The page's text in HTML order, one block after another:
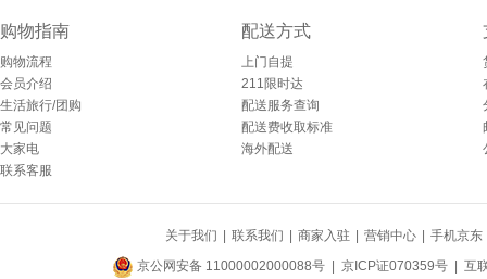
购物指南
购物流程
会员介绍
生活旅行/团购
常见问题
大家电
联系客服
配送方式
上门自提
211限时达
配送服务查询
配送费收取标准
海外配送
关于我们 联系我们 商家入驻 营销中心 手机京东
京公网安备 11000002000088号 | 京ICP证070359号 | 互